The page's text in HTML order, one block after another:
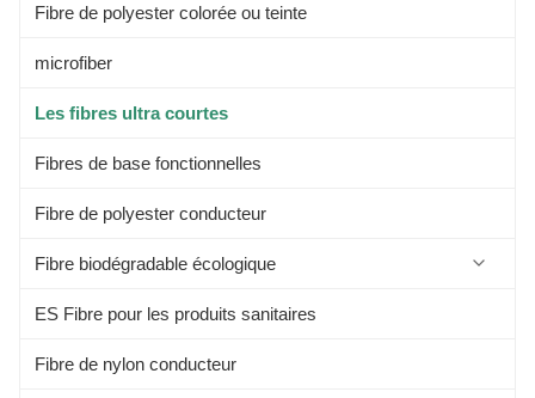
Fibre de polyester colorée ou teinte
microfiber
Les fibres ultra courtes
Fibres de base fonctionnelles
Fibre de polyester conducteur
Fibre biodégradable écologique
Fibre de protéine de soja
Fibre d'aloe
ES Fibre pour les produits sanitaires
Fibre de nylon conducteur